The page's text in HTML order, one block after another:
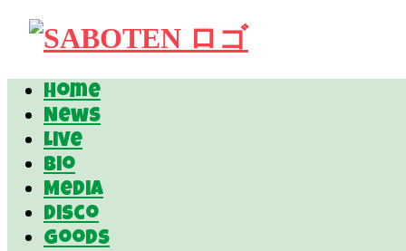
Home
News
Live
Bio
Media
Disco
Goods